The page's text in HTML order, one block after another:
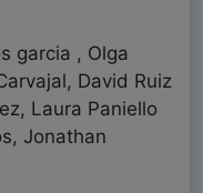
garcia , Olga
David Ruiz
Laura Paniello
Jonathan